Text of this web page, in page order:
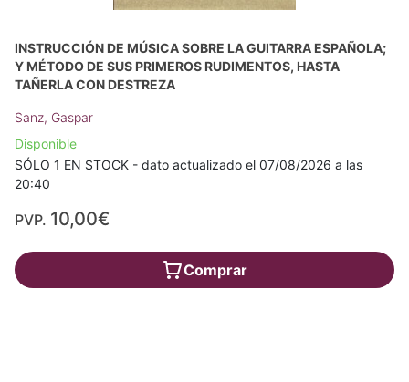
INSTRUCCIÓN DE MÚSICA SOBRE LA GUITARRA ESPAÑOLA;
Y MÉTODO DE SUS PRIMEROS RUDIMENTOS, HASTA
TAÑERLA CON DESTREZA
Sanz, Gaspar
Disponible
SÓLO 1 EN STOCK - dato actualizado el 07/08/2026 a las
20:40
PVP. 10,00€
Comprar